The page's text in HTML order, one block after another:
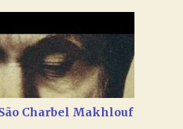
proteger com Seu divino manto.
todas suas feridas, Creia! Adriana-
das Drogas (São Miguel
em Nome de Teu Filho Jesus,
um vício, escravos de alguma
Charbel Makhlouf